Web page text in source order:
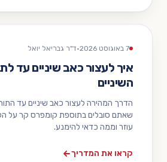
7 באוגוסט 2026 ·ד"ר גבריאל יואל
איך לעצור כאב שיניים עד
השיניים
הדרך המהירה לעצור כאב שיניים עד
שאתם סובלים בתוספת קומפרס קר על
עוזר וממה כדאי להימנע.
קראו את המדריך